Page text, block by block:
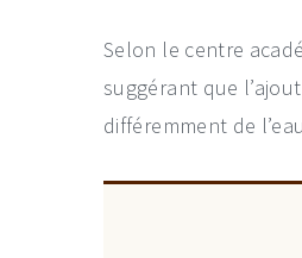
Selon le centre
suggérant que
différemment de